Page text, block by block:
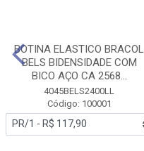
BOTINA ELASTICO BRACOL
BELS BIDENSIDADE COM
BICO AÇO CA 2568...
4045BELS2400LL
Código: 100001